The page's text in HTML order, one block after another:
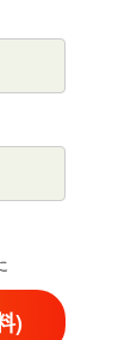
)